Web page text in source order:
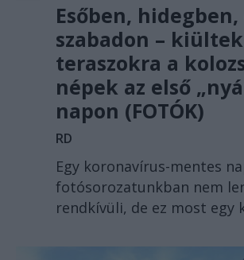
Esőben, hidegben,
szabadon –
teraszokra a
népek az első
napon (FOTÓK)
RD
Egy koronavírus-mentes
fotósorozatunkban nem
rendkívüli, de ez most egy